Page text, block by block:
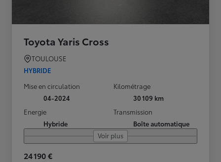
Toyota Yaris Cross
TOULOUSE
HYBRIDE
Mise en circulation
04-2024
Kilométrage
30 109 km
Energie
Hybride
Transmission
Boîte automatique
Voir plus
24 190 €